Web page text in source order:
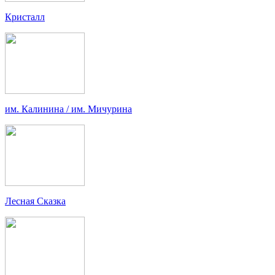
Кристалл
им. Калинина / им. Мичурина
Лесная Сказка